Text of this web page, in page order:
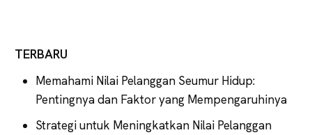
TERBARU
Memahami Nilai Pelanggan Seumur Hidup:
Pentingnya dan Faktor yang Mempengaruhinya
Strategi untuk Meningkatkan Nilai Pelanggan